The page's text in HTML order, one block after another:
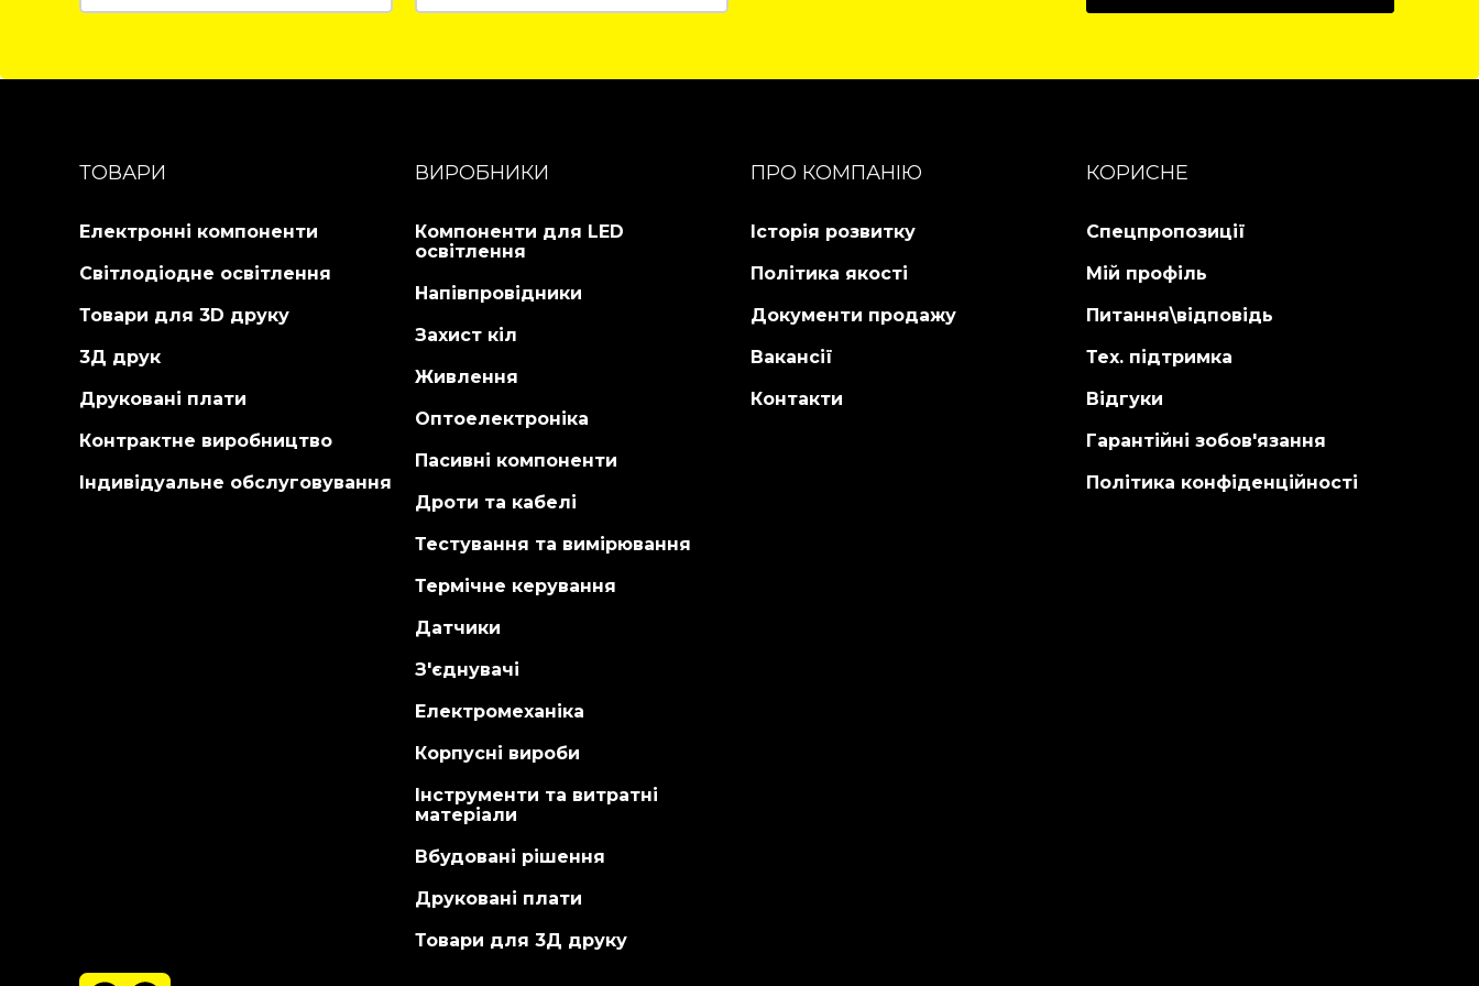
Детальніше...
CRI 90 (QD)
ТОВАРИ
Електронні компоненти
Світлодіодне освітлення
Товари для 3D друку
3Д друк
Друковані плати
Контрактне виробництво
Індивідуальне обслуговування
ВИРОБНИКИ
Компоненти для LED
освітлення
Напівпровідники
Захист кіл
Живлення
Оптоелектроніка
Пасивні компоненти
Дроти та кабелі
Тестування та вимірювання
Термічне керування
Датчики
З'єднувачі
Електромеханіка
Корпусні вироби
Інструменти та витратні
матеріали
Вбудовані рішення
Друковані плати
Товари для 3Д друку
ПРО КОМПАНІЮ
Історія розвитку
Політика якості
Документи продажу
Вакансії
Контакти
КОРИСНЕ
Спецпропозиції
Мій профіль
Питання\відповідь
Тех. підтримка
Відгуки
Гарантійні зобов'язання
Політика конфіденційності